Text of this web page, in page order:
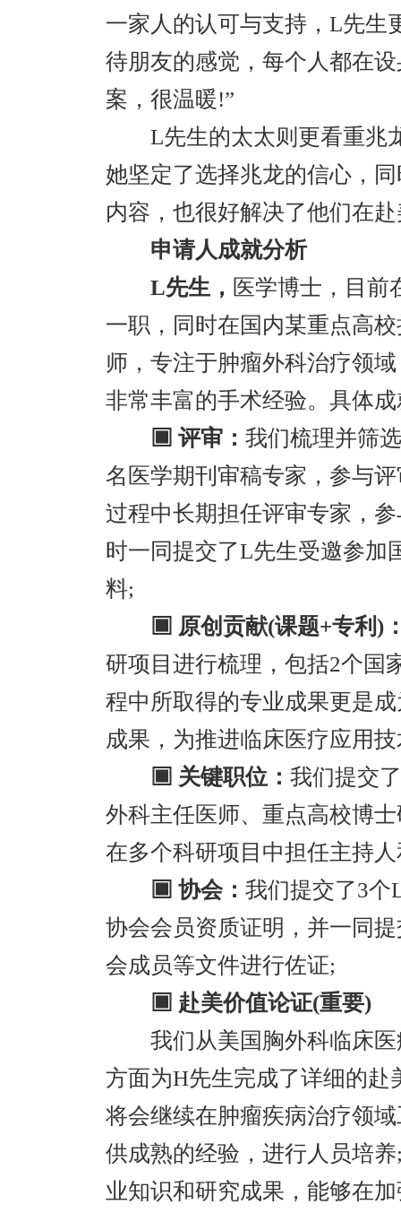
一家人的认可与支持，L先生
待朋友的感觉，每个人都在
案，很温暖!”
L先生的太太则更看重兆
她坚定了选择兆龙的信心，
内容，也很好解决了他们在
申请人成就分析
L先生， 医学博士，目前
一职，同时在国内某重点高
师，专注于肿瘤外科治疗领
非常丰富的手术经验。具体
▣ 评审： 我们梳理并筛
名医学期刊审稿专家，参与
过程中长期担任评审专家，
时一同提交了L先生受邀参加
料;
▣ 原创贡献(课题+专利)
研项目进行梳理，包括2个国
程中所取得的专业成果更是
成果，为推进临床医疗应用
▣ 关键职位： 我们提交
外科主任医师、重点高校博
在多个科研项目中担任主持
▣ 协会： 我们提交了3个
协会会员资质证明，并一同
会成员等文件进行佐证;
▣ 赴美价值论证(重要)
我们从美国胸外科临床医
方面为H先生完成了详细的
将会继续在肿瘤疾病治疗领
供成熟的经验，进行人员培
业知识和研究成果，能够在